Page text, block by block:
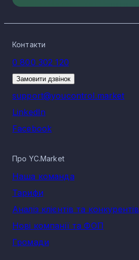
Контакти
0 800 302 120
Замовити дзвінок
support@youcontrol.market
LinkedIn
Facebook
Про YC.Market
Наша команда
Тарифи
Аналіз клієнтів та конкурентів
Нові компанії та ФОП
Громади